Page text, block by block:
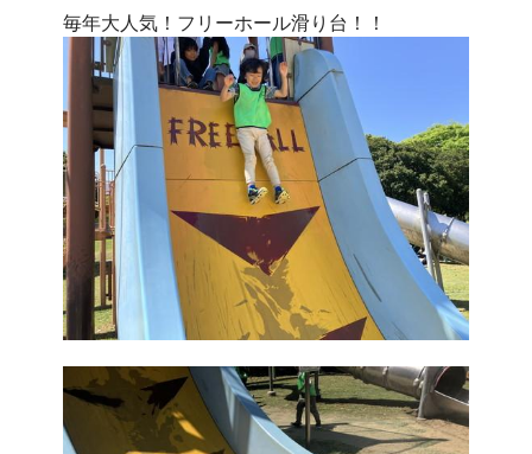
毎年大人気！フリーホール滑り台！！